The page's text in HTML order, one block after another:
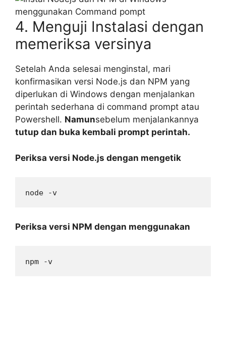
4. Menguji Instalasi dengan
memeriksa versinya
Setelah Anda selesai menginstal, mari
konfirmasikan versi Node.js dan NPM yang
diperlukan di Windows dengan menjalankan
perintah sederhana di command prompt atau
Powershell. Namunsebelum menjalankannya
tutup dan buka kembali prompt perintah.
Periksa versi Node.js dengan mengetik
node -v
Periksa versi NPM dengan menggunakan
npm -v